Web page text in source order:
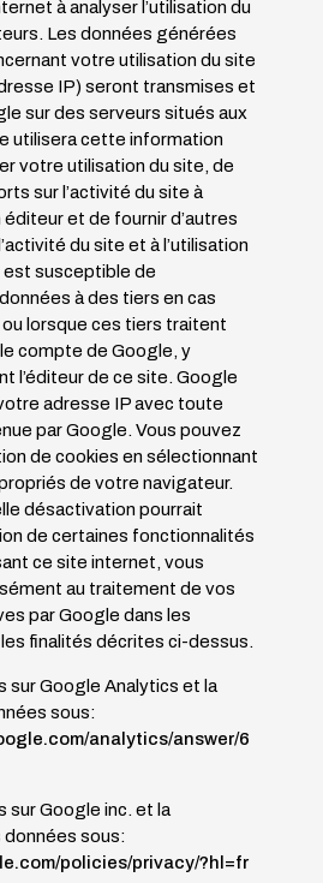
à analyser l’utilisation du
Les données générées
votre utilisation du site
IP) seront transmises et
sur des serveurs situés aux
utilisera cette information
votre utilisation du site, de
sur l’activité du site à
et de fournir d’autres
du site et à l’utilisation
est susceptible de
à des tiers en cas
ou lorsque ces tiers traitent
compte de Google, y
l’éditeur de ce site. Google
adresse IP avec toute
par Google. Vous pouvez
de cookies en sélectionnant
de votre navigateur.
désactivation pourrait
de certaines fonctionnalités
ce site internet, vous
au traitement de vos
par Google dans les
finalités décrites ci-dessus.
sur Google Analytics et la
sous:
analytics/answer/6
sur Google inc. et la
sous:
policies/privacy/?hl=fr